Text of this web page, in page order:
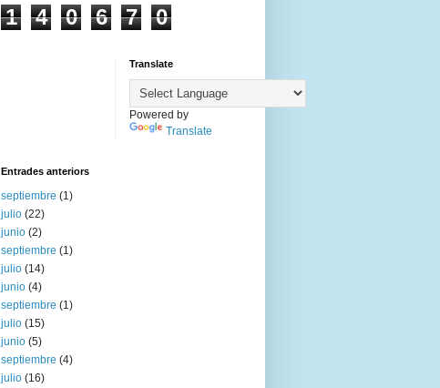
1 4 0 6 7 0
Translate
Powered by
Translate
Entrades anteriors
septiembre (1)
julio (22)
junio (2)
septiembre (1)
julio (14)
junio (4)
septiembre (1)
julio (15)
junio (5)
septiembre (4)
julio (16)